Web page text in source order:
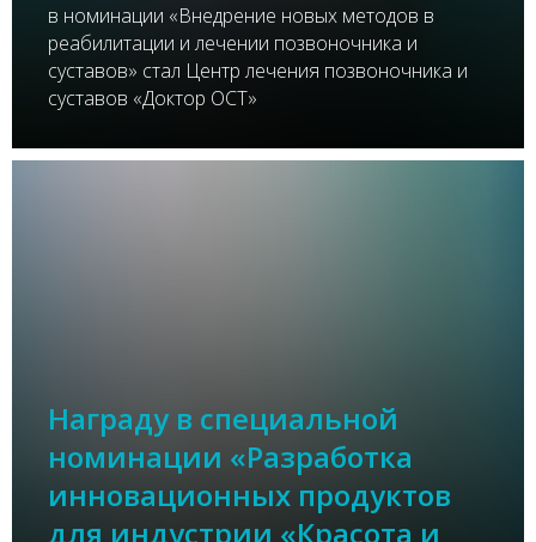
в номинации «Внедрение новых методов в
реабилитации и лечении позвоночника и
суставов» стал Центр лечения позвоночника и
суставов «Доктор ОСТ»
Награду в специальной
номинации «Разработка
инновационных продуктов
для индустрии «Красота и